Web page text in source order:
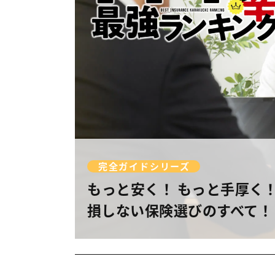
完全ガイドシリーズ
もっと安く！ もっと手厚く
損しない保険選びのすべて